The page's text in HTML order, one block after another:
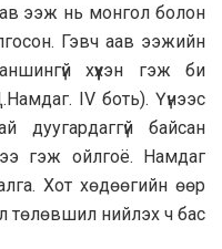
ээж нь монгол болон
Гэвч аав ээжийн
хүүхэн гэж би
IV боть). Үүнээс
дуугардаггүй байсан
гэж ойлгоё. Намдаг
Хот хөдөөгийн өөр
төлөвшил нийлэх ч бас